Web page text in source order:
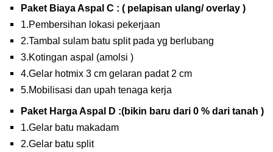
Paket Biaya Aspal C : ( pelapisan ulang/ overlay )
1.Pembersihan lokasi pekerjaan
2.Tambal sulam batu split pada yg berlubang
3.Kotingan aspal (amolsi )
4.Gelar hotmix 3 cm gelaran padat 2 cm
5.Mobilisasi dan upah tenaga kerja
Paket Harga Aspal D :(bikin baru dari 0 % dari tanah )
1.Gelar batu makadam
2.Gelar batu split